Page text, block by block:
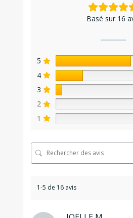
Basé sur 16
5
4
3
2
1
1-5 de 16 avis